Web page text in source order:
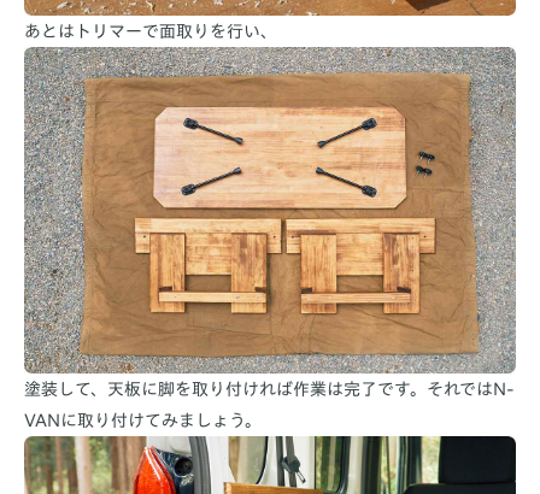
あとはトリマーで面取りを行い、
塗装して、天板に脚を取り付ければ作業は完了です。それではN-
VANに取り付けてみましょう。